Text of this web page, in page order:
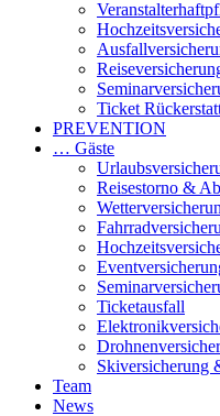
Ticket
PREVENTION
… Gäste
Reisestorno &
Ticketausfall
Skiversicherung
Team
News